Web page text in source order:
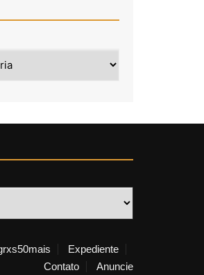
Expediente
Contato
Anuncie